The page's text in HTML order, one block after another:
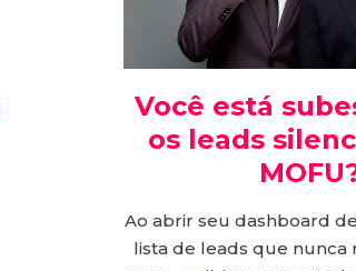
Você está
os leads
Ao abrir seu dashboard
lista de leads que nunca